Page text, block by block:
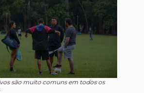
são muito comuns em todos os